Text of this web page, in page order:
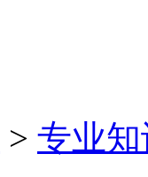
> 专业